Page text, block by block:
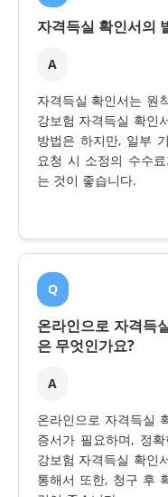
자격득실 확인서의
A
자격득실 확인서는 원
강보험 자격득실 확인
방법은 하지만, 일부
요청 시 소정의 수수
는 것이 좋습니다.
Q
온라인으로 자격득
은 무엇인가요?
A
온라인으로 자격득실
증서가 필요하며, 정
강보험 자격득실 확인
통해서 또한, 청구 후